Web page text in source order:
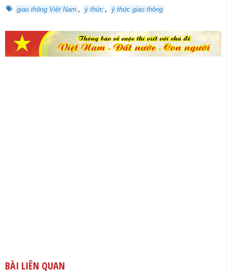
giao thông Việt Nam , ý thức , ý thức giao thông
BÀI LIÊN QUAN